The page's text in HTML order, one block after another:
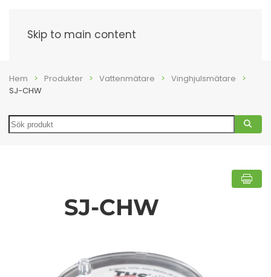
Skip to main content
Hem Produkter Vattenmätare
Vinghjulsmätare
SJ-CHW
Search
SJ-CHW